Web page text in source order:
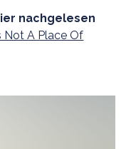
nachgelesen
Not A Place Of